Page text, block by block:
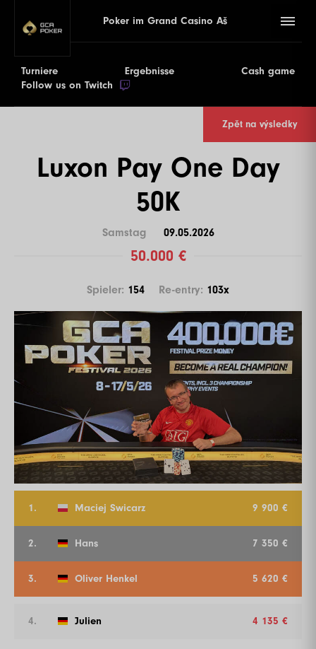
Poker im Grand Casino Aš
Turniere Ergebnisse
Cash game
Follow us on Twitch
Luxon Pay One Day
50K
Zpět na výsledky
Samstag 09.05.2026
50.000 €
Spieler: 154 Re-entry: 103x
1. Maciej Swicarz 9 900 €
2. Hans 7 350 €
3. Oliver Henkel 5 620 €
4. Julien 4 135 €